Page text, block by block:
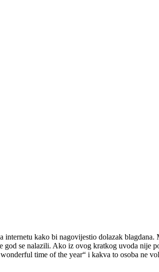
kako bi nagovijestio dolazak
se nalazili. Ako iz ovog kratkog uvoda nije
time of the year“ i kakva to osoba ne